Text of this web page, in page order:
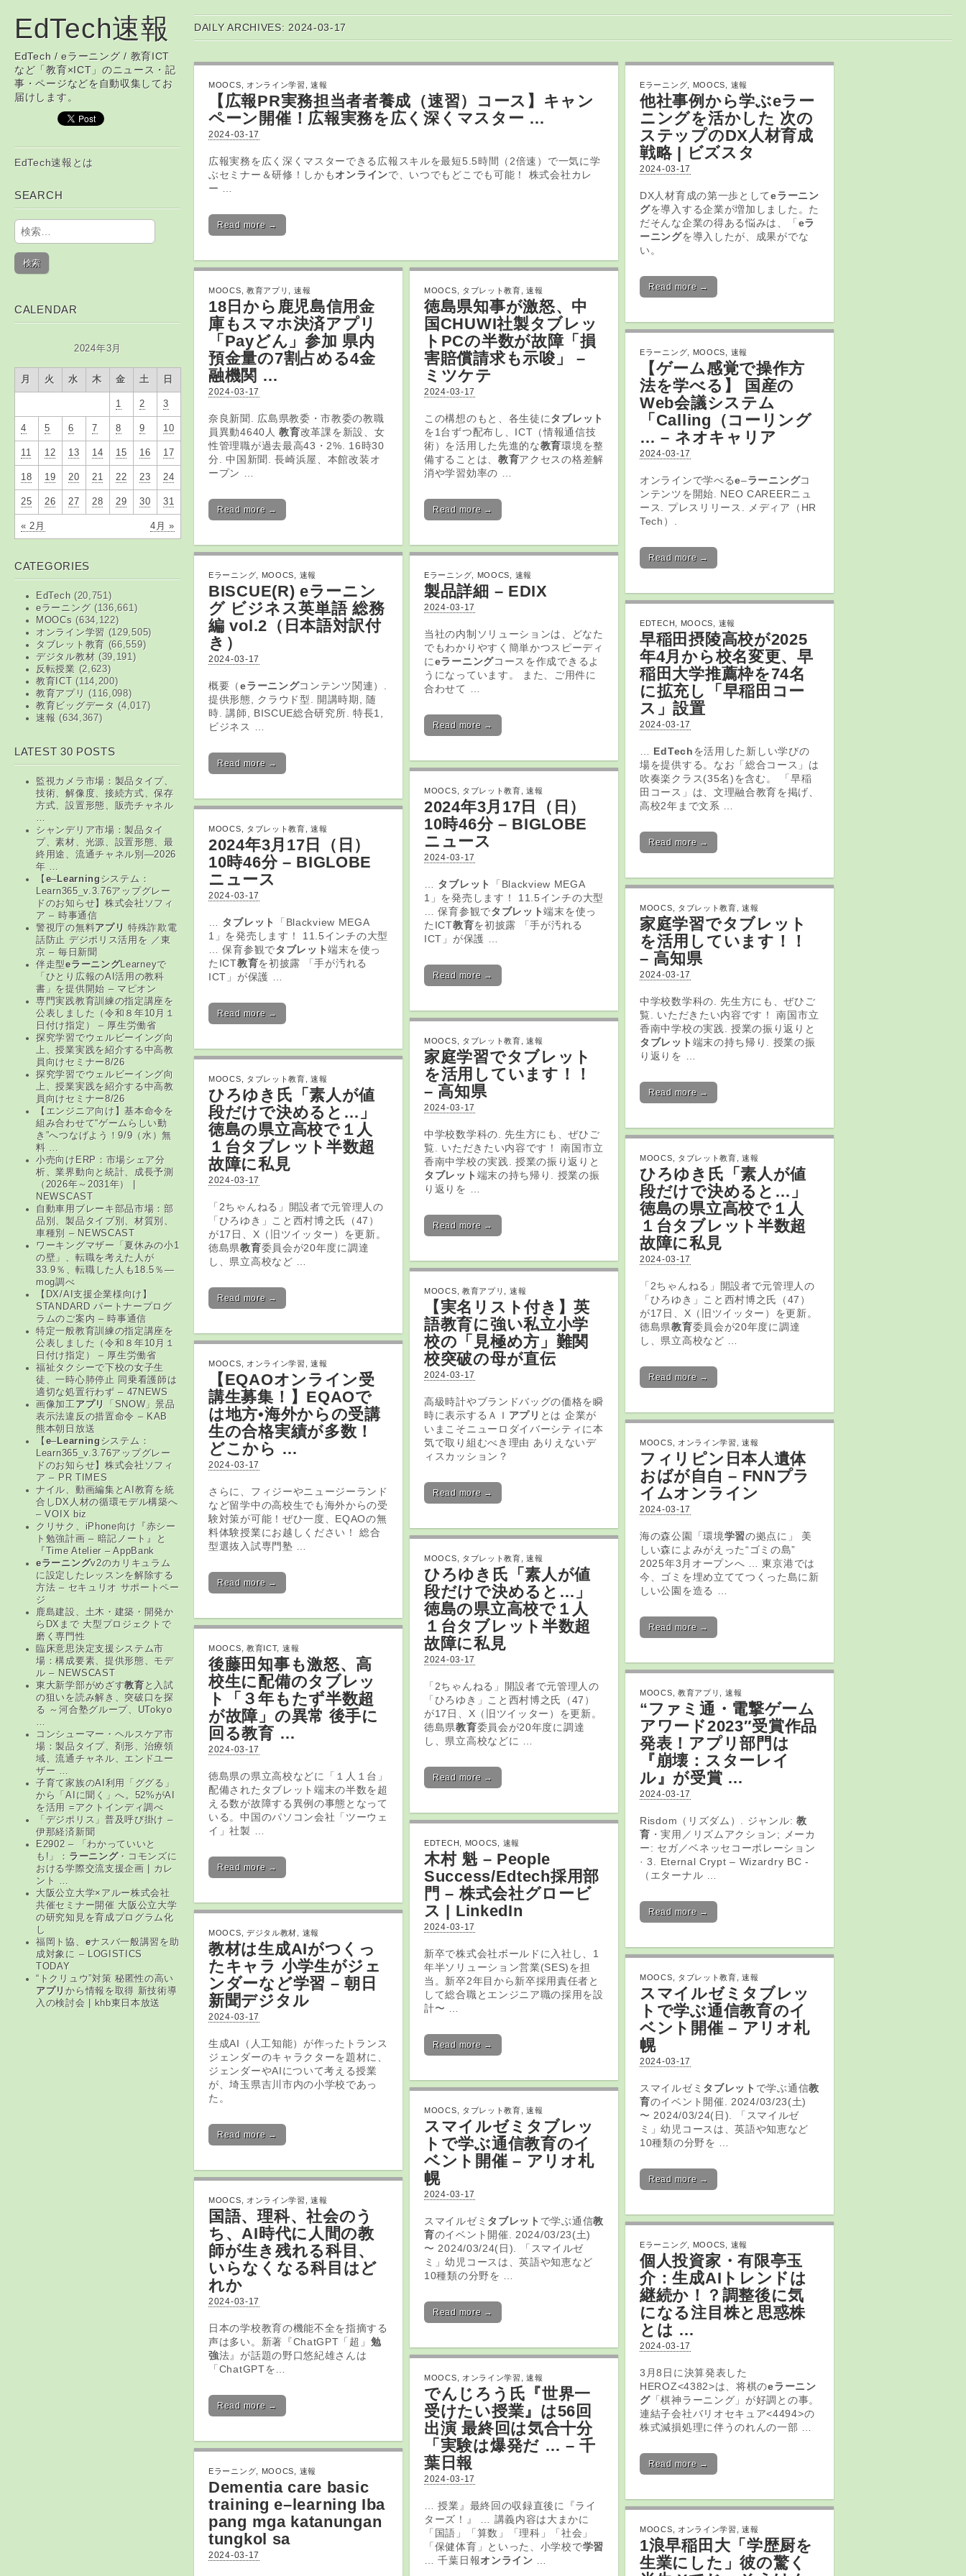
EdTech速報
EdTech / eラーニング / 教育ICT
など「教育×ICT」のニュース・記
事・ページなどを自動収集してお
届けします。
Skip to content
EdTech速報とは
SEARCH
検索:
CALENDAR
2024年3月
月 火 水 木 金 土 日
« 2月 4月 »
1 2 3
4 5 6 7 8 9 10
11 12 13 14 15 16 17
18 19 20 21 22 23 24
25 26 27 28 29 30 31
CATEGORIES
EdTech (20,751)
eラーニング(136,661)
MOOCs (634,122)
オンライン学習 (129,505)
タブレット教育 (66,559)
デジタル教材(39,191)
反転授業 (2,623)
教育ICT(114,200)
教育アプリ (116,098)
教育ビッグデータ (4,017)
速報 (634,367)
LATEST 30 POSTS
監視カメラ市場：製品タイプ、
技術、解像度、接続方式、保存
方式、設置形態、販売チャネル
…
シャンデリア市場：製品タイ
プ、素材、光源、設置形態、最
終用途、流通チャネル別―2026
年 …
【e–Learningシステム：
Learn365_v.3.76アップグレー
ドのお知らせ】株式会社ソフィ
ア – 時事通信
警視庁の無料アプリ 特殊詐欺電
話防止 デジポリス活用を ／東
京 – 毎日新聞
伴走型eラーニングLearneyで
「ひとり広報のAI活用の教科
書」を提供開始 – マピオン
専門実践教育訓練の指定講座を
公表しました（令和８年10月１
日付け指定） – 厚生労働省
探究学習でウェルビーイング向
上、授業実践を紹介する中高教
員向けセミナー8/26
探究学習でウェルビーイング向
上、授業実践を紹介する中高教
員向けセミナー8/26
【エンジニア向け】基本命令を
組み合わせて“ゲームらしい動
き”へつなげよう！9/9（水）無
料 …
小売向けERP：市場シェア分
析、業界動向と統計、成長予測
（2026年～2031年） |
NEWSCAST
自動車用ブレーキ部品市場：部
品別、製品タイプ別、材質別、
車種別 – NEWSCAST
ワーキングマザー「夏休みの小1
の壁」、転職を考えた人が
33.9％、転職した人も18.5％—
mog調べ
【DX/AI支援企業様向け】
STANDARD パートナープログ
ラムのご案内 – 時事通信
特定一般教育訓練の指定講座を
公表しました（令和８年10月１
日付け指定） – 厚生労働省
福祉タクシーで下校の女子生
徒、一時心肺停止 同乗看護師は
適切な処置行わず – 47NEWS
画像加工アプリ
「SNOW」景品
表示法違反の措置命令 – KAB
熊本朝日放送
【e–Learningシステム：
Learn365_v.3.76アップグレー
ドのお知らせ】株式会社ソフィ
ア – PR TIMES
ナイル、動画編集とAI教育を統
合しDX人材の循環モデル構築へ
– VOIX biz
クリサク、iPhone向け『赤シー
ト勉強計画 – 暗記ノート』と
『Time Atelier – AppBank
eラーニングv2のカリキュラム
に設定したレッスンを解除する
方法 – セキュリオ サポートペー
ジ
鹿島建設、土木・建築・開発か
らDXまで 大型プロジェクトで
磨く専門性
臨床意思決定支援システム市
場：構成要素、提供形態、モデ
ル – NEWSCAST
東大新学部がめざす教育と入試
の狙いを読み解き、突破口を探
る ～河合塾グループ、UTokyo
…
コンシューマー・ヘルスケア市
場：製品タイプ、剤形、治療領
域、流通チャネル、エンドユー
ザー …
子育て家族のAI利用「ググる」
から「AIに聞く」へ。52%がAI
を活用 =アクトインディ調べ
「デジポリス」普及呼び掛け –
伊那経済新聞
E2902 – 「わかっていいと
も!」： ラーニング・コモンズに
おける学際交流支援企画 | カレ
ント …
大阪公立大学×アルー株式会社
共催セミナー開催 大阪公立大学
の研究知見を育成プログラム化
し
福岡ト協、 eナスバ一般講習を助
成対象に – LOGISTICS
TODAY
“トクリュウ”対策 秘匿性の高い
アプリから情報を取得 新技術導
入の検討会 | khb東日本放送
DAILY ARCHIVES: 2024-03-17
MOOCS オンライン学習 ,速報
【広報PR実務担当者者養成（速習）コース】キャン
ペーン開催！広報実務を広く深くマスター …
2024-03-17
広報実務を広く深くマスターできる広報スキルを最短5.5時間（2倍速）で一気に学
ぶセミナー＆研修！しかもオンラインで、いつでもどこでも可能！ 株式会社カレ
ー …
Read more →
Eラーニング MOOCS 速報
他社事例から学ぶeラー
ニングを活かした 次の
ステップのDX人材育成
戦略 | ビズスタ
2024-03-17
DX人材育成の第一歩としてeラーニン
グを導入する企業が増加しました。た
だそんな企業の得ある悩みは、「 eラ
ーニングを導入したが、成果がでな
い。
Read more →
MOOCS 教育アプリ 速報
18日から鹿児島信用金
庫もスマホ決済アプリ
「Payどん」参加 県内
預金量の7割占める4金
融機関 …
2024-03-17
奈良新聞. 広島県教委・市教委の教職
員異動4640人教育改革課を新設、女
性管理職が過去最高43・2%. 16時30
分. 中国新聞. 長崎浜屋、本館改装オ
ープン …
Read more →
MOOCS タブレット教育 ,速報
徳島県知事が激怒、中
国CHUWI社製タブレッ
ト PCの半数が故障「損
害賠償請求も示唆」 –
ミツケテ
2024-03-17
この構想のもと、各生徒にタブレット
を1台ずつ配布し、ICT（情報通信技
術）を活用した先進的な教育環境を整
備することは、 教育アクセスの格差解
消や学習効率の …
Read more →
Eラーニング MOOCS 速報
【ゲーム感覚で操作方
法を学べる】 国産の
Web会議システム
「Calling（コーリング
… – ネオキャリア
2024-03-17
オンラインで学べるe–ラーニングコ
ンテンツを開始. NEO CAREERニュ
ース. プレスリリース. メディア（HR
Tech）.
Read more →
Eラーニング MOOCS 速報
BISCUE(R) eラーニン
グビジネス英単語 総務
編 vol.2（日本語対訳付
き）
2024-03-17
概要（eラーニングコンテンツ関連）.
提供形態, クラウド型. 開講時期, 随
時. 講師, BISCUE総合研究所. 特長1,
ビジネス …
Read more →
Eラーニング MOOCS 速報
製品詳細 – EDIX
2024-03-17
当社の内制ソリューションは、どなた
でもわかりやすく簡単かつスピーディ
にeラーニングコースを作成できるよ
うになっています。 また、ご用件に
合わせて …
Read more →
EDTECH MOOCS 速報
早稲田摂陵高校が2025
年4月から校名変更、早
稲田大学推薦枠を74名
に拡充し「早稲田コー
ス」設置
2024-03-17
EdTechを活用した新しい学びの
場を提供する。なお「総合コース」は
吹奏楽クラス(35名)を含む。 「早稲
田コース」は、文理融合教育を掲げ、
高校2年まで文系 …
Read more →
MOOCS タブレット教育 ,速報
2024年3月17日（日）
10時46分 – BIGLOBE
ニュース
2024-03-17
タブレット
「Blackview MEGA
1」を発売します！ 11.5インチの大型
… 保育参観でタブレット端末を使っ
たICT教育を初披露 「手が汚れる
ICT」が保護 …
Read more →
MOOCS タブレット教育 ,速報
2024年3月17日（日）
10時46分 – BIGLOBE
ニュース
2024-03-17
タブレット
「Blackview MEGA
1」を発売します！ 11.5インチの大型
… 保育参観でタブレット端末を使っ
たICT教育を初披露 「手が汚れる
ICT」が保護 …
Read more →
MOOCS タブレット教育 ,速報
家庭学習でタブレット
を活用しています！！
– 高知県
2024-03-17
中学校数学科の. 先生方にも、ぜひご
覧. いただきたい内容です！ 南国市立
香南中学校の実践. 授業の振り返りと
タブレット 端末の持ち帰り. 授業の振
り返りを …
Read more →
MOOCS タブレット教育 ,速報
家庭学習でタブレット
を活用しています！！
– 高知県
2024-03-17
中学校数学科の. 先生方にも、ぜひご
覧. いただきたい内容です！ 南国市立
香南中学校の実践. 授業の振り返りと
タブレット 端末の持ち帰り. 授業の振
り返りを …
Read more →
MOOCS タブレット教育 ,速報
ひろゆき氏「素人が値
段だけで決めると…」
徳島の県立高校で１人
１台タブレット 半数超
故障に私見
2024-03-17
「2ちゃんねる」開設者で元管理人の
「ひろゆき」こと西村博之氏（47）
が17日、X（旧ツイッター）を更新。
徳島県教育委員会が20年度に調達
し、県立高校など …
Read more →
MOOCS タブレット教育 ,速報
ひろゆき氏「素人が値
段だけで決めると…」
徳島の県立高校で１人
１台タブレット 半数超
故障に私見
2024-03-17
「2ちゃんねる」開設者で元管理人の
「ひろゆき」こと西村博之氏（47）
が17日、X（旧ツイッター）を更新。
徳島県教育委員会が20年度に調達
し、県立高校など …
Read more →
MOOCS 教育アプリ 速報
【実名リスト付き】英
語教育に強い私立小学
校の「見極め方」難関
校突破の母が直伝
2024-03-17
高級時計やブランドバッグの価格を瞬
時に表示するＡＩ アプリ とは 企業が
いまこそニューロダイバーシティに本
気で取り組むべき理由 ありえないデ
ィスカッション？
Read more →
MOOCS オンライン学習 ,速報
【EQAOオンライン受
講生募集！】EQAOで
は地方•海外からの受講
生の合格実績が多数！
どこから …
2024-03-17
さらに、フィジーやニュージーランド
など留学中の高校生でも海外からの受
験対策が可能！ぜひ一度、EQAOの無
料体験授業にお越しください！ 総合
型選抜入試専門塾 …
Read more →
MOOCS オンライン学習 ,速報
フィリピン日本人遺体
おばが自白 – FNNプラ
イムオンライン
2024-03-17
海の森公園「環境学習の拠点に」 美
しい森によみがえった“ゴミの島”
2025年3月オープンへ … 東京港では
今、ゴミを埋め立ててつくった島に新
しい公園を造る …
Read more →
MOOCS タブレット教育 ,速報
ひろゆき氏「素人が値
段だけで決めると…」
徳島の県立高校で１人
１台タブレット 半数超
故障に私見
2024-03-17
「2ちゃんねる」開設者で元管理人の
「ひろゆき」こと西村博之氏（47）
が17日、X（旧ツイッター）を更新。
徳島県教育委員会が20年度に調達
し、県立高校などに …
Read more →
MOOCS 教育ICT, 速報
後藤田知事も激怒、高
校生に配備のタブレッ
ト「３年もたず半数超
が故障」の異常 後手に
回る教育 …
2024-03-17
徳島県の県立高校などに「１人１台」
配備されたタブレット端末の半数を超
える数が故障する異例の事態となって
いる。中国のパソコン会社「ツーウェ
イ」社製 …
Read more →
MOOCS 教育アプリ 速報
“ファミ通・電撃ゲーム
アワード2023″受賞作品
発表！ アプリ部門は
『崩壊：スターレイ
ル』が受賞 …
2024-03-17
Risdom（リズダム）. ジャンル: 教
育 ・実用／リズムアクション; メーカ
ー: セガ／ベネッセコーポレーション
· 3. Eternal Crypt – Wizardry BC -
（エターナル …
Read more →
EDTECH MOOCS 速報
木村 魁 – People
Success/Edtech採用部
門 – 株式会社グロービ
ス | LinkedIn
2024-03-17
新卒で株式会社ボールドに入社し、1
年半ソリューション営業(SES)を担
当。新卒2年目から新卒採用責任者と
して総合職とエンジニア職の採用を設
計〜 …
Read more →
MOOCS デジタル教材 速報
教材は生成AIがつくっ
たキャラ 小学生がジェ
ンダーなど学習 – 朝日
新聞デジタル
2024-03-17
生成AI（人工知能）が作ったトランス
ジェンダーのキャラクターを題材に、
ジェンダーやAIについて考える授業
が、埼玉県吉川市内の小学校であっ
た。
Read more →
MOOCS タブレット教育 ,速報
スマイルゼミ タブレッ
ト で学ぶ通信教育のイ
ベント開催 – アリオ札
幌
2024-03-17
スマイルゼミ タブレット で学ぶ通信教
育のイベント開催. 2024/03/23(土)
〜 2024/03/24(日). 「スマイルゼ
ミ」幼児コースは、英語や知恵など
10種類の分野を …
Read more →
MOOCS タブレット教育 ,速報
スマイルゼミ タブレッ
ト で学ぶ通信教育のイ
ベント開催 – アリオ札
幌
2024-03-17
スマイルゼミ タブレット で学ぶ通信教
育のイベント開催. 2024/03/23(土)
〜 2024/03/24(日). 「スマイルゼ
ミ」幼児コースは、英語や知恵など
10種類の分野を …
Read more →
MOOCS オンライン学習 ,速報
国語、理科、社会のう
ち、AI時代に人間の教
師が生き残れる科目、
いらなくなる科目はど
れか
2024-03-17
日本の学校教育の機能不全を指摘する
声は多い。新著『ChatGPT「超」 勉
強法』が話題の野口悠紀雄さんは
「ChatGPTを…
Read more →
Eラーニング MOOCS 速報
個人投資家・有限亭玉
介：生成AIトレンドは
継続か！？調整後に気
になる注目株と思惑株
とは …
2024-03-17
3月8日に決算発表した
HEROZ<4382>は、将棋のeラーニン
グ「棋神ラーニング」が好調との事。
連結子会社バリオセキュア<4494>の
株式減損処理に伴うのれんの一部 …
Read more →
MOOCS オンライン学習 ,速報
でんじろう氏『世界一
受けたい授業』は56回
出演 最終回は気合十分
「実験は爆発だ … – 千
葉日報
2024-03-17
… 授業』最終回の収録直後に『ライ
ターズ！』 … 講義内容は大まかに
「国語」「算数」「理科」「社会」
「保健体育」といった、小学校で学習
… 千葉日報オンライン
Eラーニング MOOCS 速報
Dementia care basic
training e–learning Iba
pang mga katanungan
tungkol sa
2024-03-17
MOOCS オンライン学習 ,速報
1浪早稲田大「学歴厨を
生業にした」彼の驚く